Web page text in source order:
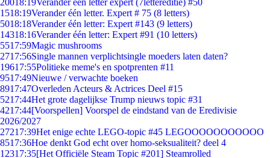
20018:19Verander een letter expert (7lettereditie) #50
1518:19Verander één letter. Expert # 75 (8 letters)
5018:18Verander één letter: Expert #143 (9 letters)
14318:16Verander één letter: Expert #91 (10 letters)
5517:59Magic mushrooms
2717:56Single mannen verplichtsingle moeders laten daten?
19617:55Politieke meme's en spotprenten #11
9517:49Nieuwe / verwachte boeken
8917:47Overleden Acteurs & Actrices Deel #15
5217:44Het grote dagelijkse Trump nieuws topic #31
4217:44[Voorspellen] Voorspel de eindstand van de Eredivisie
2026/2027
27217:39Het enige echte LEGO-topic #45 LEGOOOOOOOOOOO
8517:36Hoe denkt God echt over homo-seksualiteit? deel 4
12317:35[Het Officiële Steam Topic #201] Steamrolled